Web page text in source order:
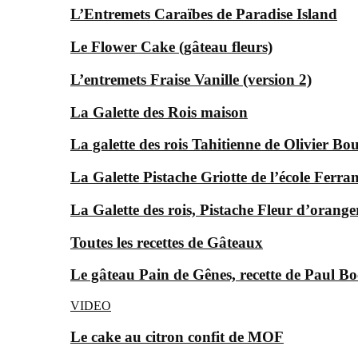
L’Entremets Caraïbes de Paradise Island
Le Flower Cake (gâteau fleurs)
L’entremets Fraise Vanille (version 2)
La Galette des Rois maison
La galette des rois Tahitienne de Olivier
La Galette Pistache Griotte de l’école
La Galette des rois, Pistache Fleur
Toutes les recettes de Gâteaux
Le gâteau Pain de Gênes, recette de Paul
VIDEO
Le cake au citron confit de MOF